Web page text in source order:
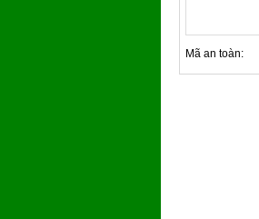
Mã an toàn: